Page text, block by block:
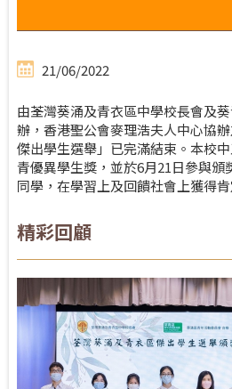
21/06/2022
由荃灣葵涌及青衣區中學校長會及
辦，香港聖公會麥理浩夫人中心協
傑出學生選舉」已完滿結束。本校
青優異學生獎，並於6月21日參與頒
同學，在學習上及回饋社會上獲得肯
精彩回顧